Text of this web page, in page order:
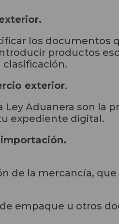
los documentos
productos
clasificación.
exterior.
Ley Aduanera son la
expediente digital.
de la mercancía,
empaque u otros